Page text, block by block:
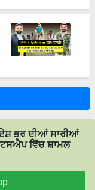
ਭਰ ਦੀਆਂ ਸਾਰੀਆਂ
ਵਿੱਚ ਸ਼ਾਮਲ